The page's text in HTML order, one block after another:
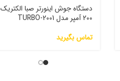
دستگاه جوش اینورتر صبا الکتریک
200 آمپر مدل 2001-TURBO
تماس بگیرید